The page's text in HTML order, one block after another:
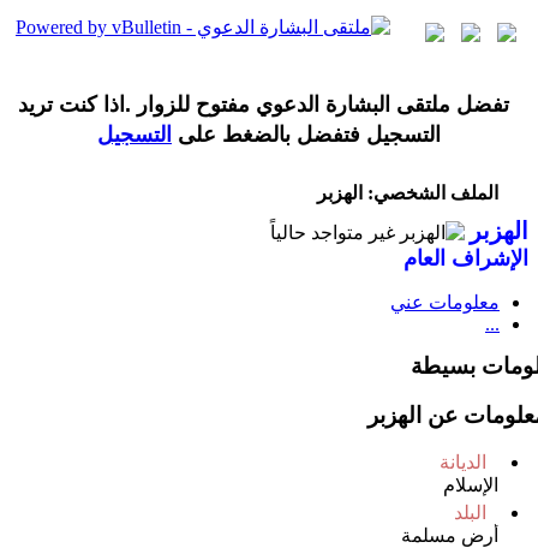
تفضل ملتقى البشارة الدعوي مفتوح للزوار .اذا كنت تريد
التسجيل فتفضل بالضغط على التسجيل
الملف الشخصي: الهزبر
الهزبر
الإشراف العام
معلومات عني
...
بسيطة
عن الهزبر
الديانة
الإسلام
البلد
أرض مسلمة